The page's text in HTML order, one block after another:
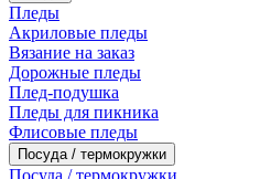
Пледы
Акриловые пледы
Вязание на заказ
Дорожные пледы
Плед-подушка
Пледы для пикника
Флисовые пледы
Посуда / термокружки
Посуда / термокружки